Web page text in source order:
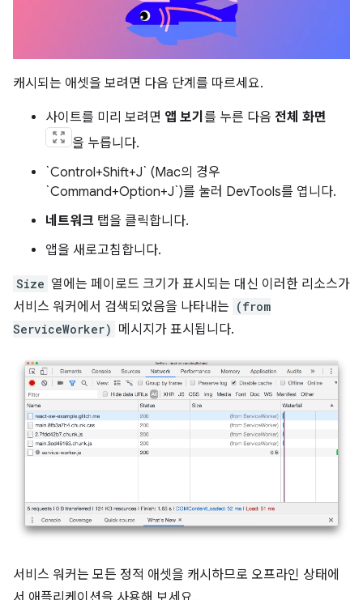
캐시되는 애셋을 보려면 다음 단계를 따르세요.
사이트를 미리 보려면 앱 보기 를 누른 다음 전체 화면
을 누릅니다.
`Control+Shift+J` (Mac의 경우
`Command+Option+J`)를 눌러 DevTools를 엽니다.
네트워크 탭을 클릭합니다.
앱을 새로고침합니다.
Size 열에는 페이로드 크기가 표시되는 대신 이러한 리소스가
서비스 워커에서 검색되었음을 나타내는 (from
ServiceWorker) 메시지가 표시됩니다.
서비스 워커는 모든 정적 애셋을 캐시하므로 오프라인 상태에